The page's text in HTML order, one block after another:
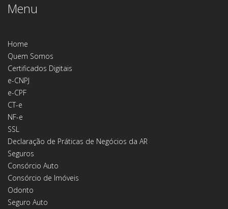
Menu
Home
Quem Somos
Certificados Digitais
e-CNPJ
e-CPF
CT-e
NF-e
SSL
Declaração de Práticas de Negócios da AR
Seguros
Consórcio Auto
Consórcio de Imóveis
Odonto
Seguro Auto